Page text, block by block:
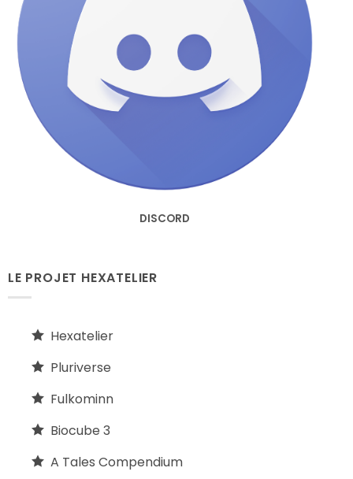
DISCORD
LE PROJET HEXATELIER
Hexatelier
Pluriverse
Fulkominn
Biocube 3
A Tales Compendium